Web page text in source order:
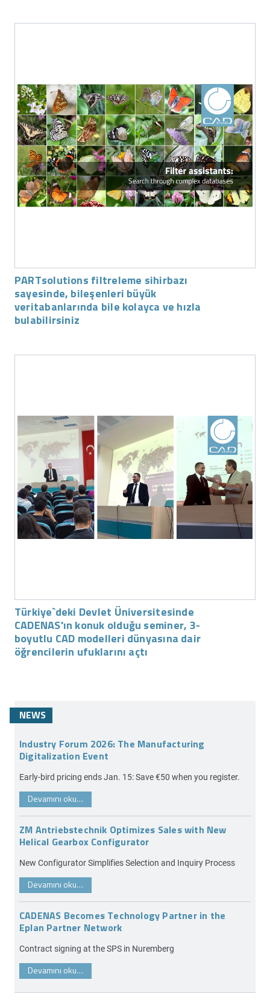
PARTsolutions filtreleme sihirbazı
sayesinde, bileşenleri büyük
veritabanlarında bile kolayca ve hızla
bulabilirsiniz
Türkiye`deki Devlet Üniversitesinde
CADENAS'ın konuk olduğu seminer, 3-
boyutlu CAD modelleri dünyasına dair
öğrencilerin ufuklarını açtı
NEWS
Industry Forum 2026: The Manufacturing
Digitalization Event
Early-bird pricing ends Jan. 15: Save €50 when you register.
Devamını oku…
ZM Antriebstechnik Optimizes Sales with New
Helical Gearbox Configurator
New Configurator Simplifies Selection and Inquiry Process
Devamını oku…
CADENAS Becomes Technology Partner in the
Eplan Partner Network
Contract signing at the SPS in Nuremberg
Devamını oku…